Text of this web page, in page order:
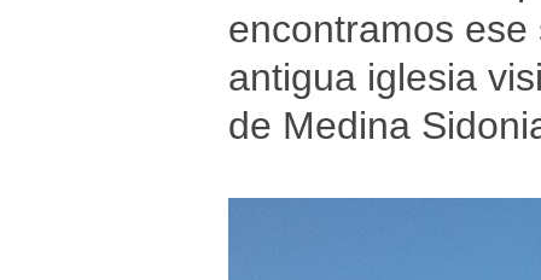
encontramos
antigua iglesia
de Medina